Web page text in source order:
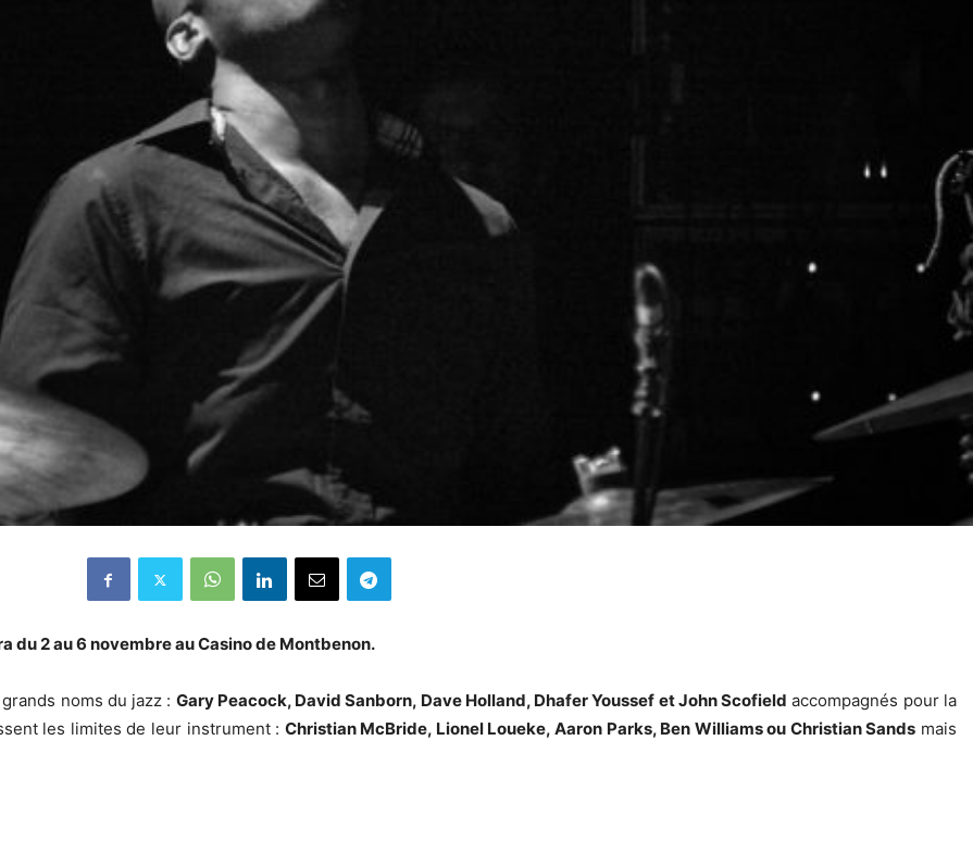
du 2 au 6 novembre au Casino de Montbenon.
noms du jazz : Gary Peacock, David Sanborn, Dave Holland, Dhafer Youssef et John Scofield accompagnés pour la
les limites de leur instrument : Christian McBride, Lionel Loueke, Aaron Parks, Ben Williams ou Christian Sands mais